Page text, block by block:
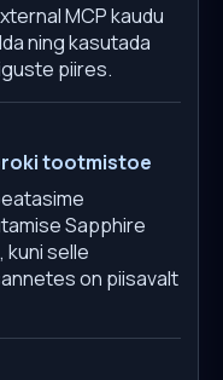
MCP kaudu
ning kasutada
piires.
tootmistoe
Sapphire
kuni selle
on piisavalt